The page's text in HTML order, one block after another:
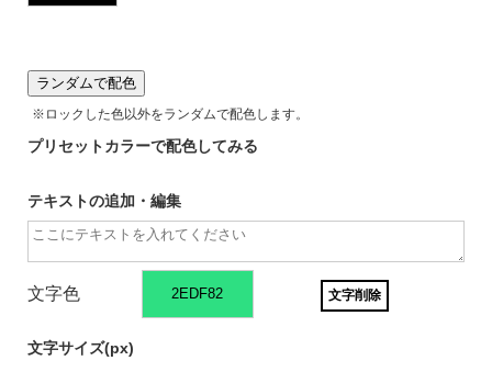
ランダムで配色
※ロックした色以外をランダムで配色します。
プリセットカラーで配色してみる
テキストの追加・編集
文字色 文字削除
文字サイズ(px)